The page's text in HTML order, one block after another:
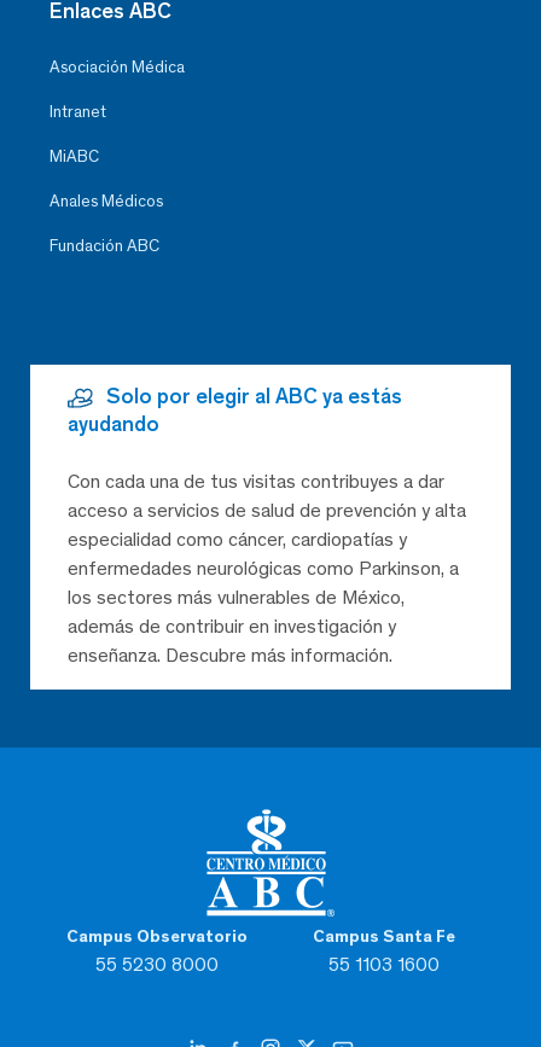
Campus Observatorio
55 5230 8000
Campus Santa Fe
55 1103 1600
Enlaces ABC
Asociación Médica
Intranet
MiABC
Anales Médicos
Fundación ABC
Solo por elegir al ABC ya estás
ayudando
Con cada una de tus visitas contribuyes a dar
acceso a servicios de salud de prevención y alta
especialidad como cáncer, cardiopatías y
enfermedades neurológicas como Parkinson, a
los sectores más vulnerables de México,
además de contribuir en investigación y
enseñanza. Descubre más información.